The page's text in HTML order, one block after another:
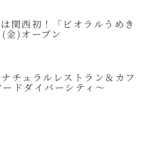
関西初！「ビオラルうめき
金)オープン
チュラルレストラン＆カフ
ドダイバーシティ～